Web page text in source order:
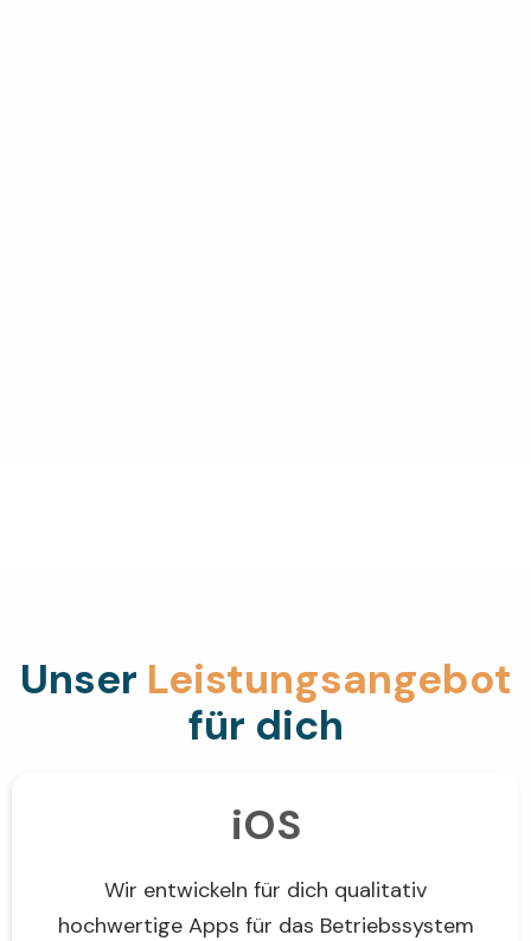
Unser Leistungs­angebot
für dich
iOS
Wir entwickeln für dich qualitativ
hochwertige Apps für das Betriebssystem